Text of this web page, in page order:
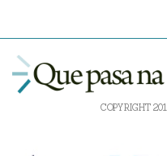
COPYRIGHT